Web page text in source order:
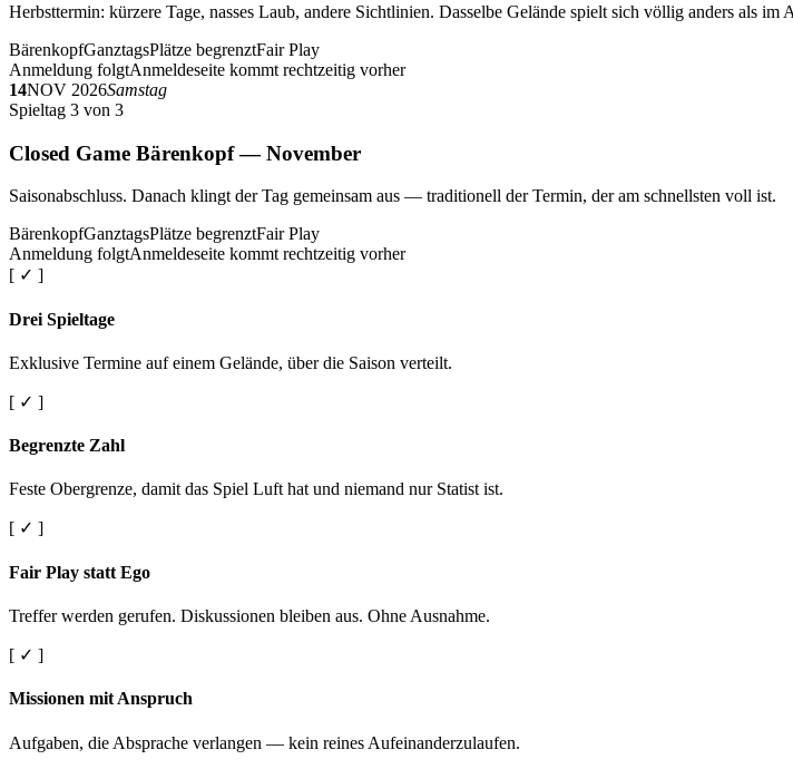
Herbsttermin: kürzere Tage, nasses Laub, andere Sichtlinien. Dasselbe Gelände spielt sich völlig anders als im
BärenkopfGanztagsPlätze begrenztFair Play
Anmeldung folgtAnmeldeseite kommt rechtzeitig vorher
14NOV 2026Samstag
Spieltag 3 von 3
Closed Game Bärenkopf — November
Saisonabschluss. Danach klingt der Tag gemeinsam aus — traditionell der Termin, der am schnellsten voll ist.
BärenkopfGanztagsPlätze begrenztFair Play
Anmeldung folgtAnmeldeseite kommt rechtzeitig vorher
[ ✓ ]
Drei Spieltage
Exklusive Termine auf einem Gelände, über die Saison verteilt.
[ ✓ ]
Begrenzte Zahl
Feste Obergrenze, damit das Spiel Luft hat und niemand nur Statist ist.
[ ✓ ]
Fair Play statt Ego
Treffer werden gerufen. Diskussionen bleiben aus. Ohne Ausnahme.
[ ✓ ]
Missionen mit Anspruch
Aufgaben, die Absprache verlangen — kein reines Aufeinanderzulaufen.